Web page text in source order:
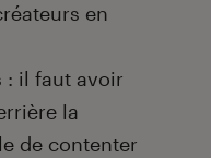
en
: il faut avoir
la
de contenter